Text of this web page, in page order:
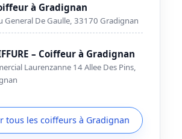
à Gradignan
General De Gaulle, 33170 Gradignan
– Coiffeur à Gradignan
Laurenzanne 14 Allee Des Pins,
tous les coiffeurs à Gradignan